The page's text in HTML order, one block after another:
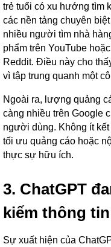
trẻ tuổi có xu hướng tìm
các nền tảng chuyên
nhiều người tìm nhà
phẩm trên YouTube
Reddit. Điều này cho
vì tập trung quanh một
Ngoài ra, lượng quảng
càng nhiều trên Google
người dùng. Không ít
tối ưu quảng cáo hoặc
thực sự hữu ích.
3. ChatGPT
kiếm thông tin
Sự xuất hiện của